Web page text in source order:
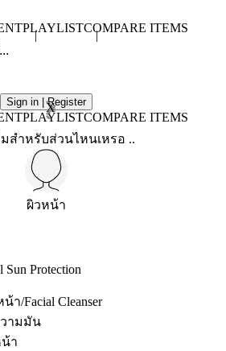
PLAYLISTCOMPARE ITEMS
Sign in | Register
X
PLAYLISTCOMPARE ITEMS
สำหรับส่วนไหนเหรอ ..
ผิวหน้า
Sun Protection
/Facial Cleanser
ามมัน
า